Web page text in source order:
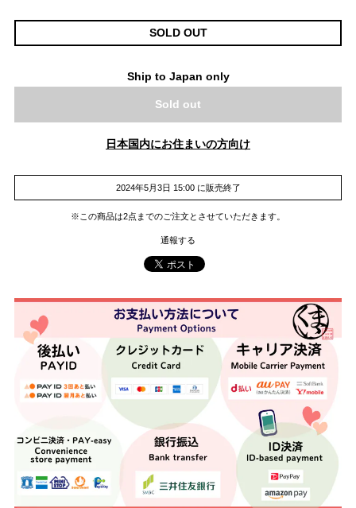
SOLD OUT
Ship to Japan only
Sold out
日本国内にお住まいの方向け
2024年5月3日 15:00 に販売終了
※この商品は2点までのご注文とさせていただきます。
通報する